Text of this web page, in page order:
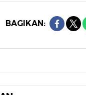
BAGIKAN: